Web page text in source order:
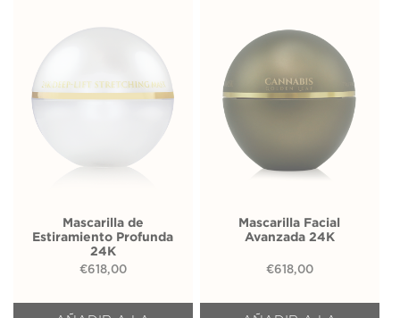
Mascarilla de
Estiramiento Profunda
24K
€618,00
Mascarilla Facial
Avanzada 24K
€618,00